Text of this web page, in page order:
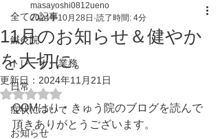
全ての記事
鍼灸院
トレーナー業務
日常
症状について
お知らせ
11月のお知らせ＆健やか
を大切に。
masayoshi0812ueno
2024年10月28日 読了時間: 4分
更新日： 2024年11月21日
5つ星のうちNaNと評価されています。
QOMはり・きゅう院のブログを読んで
頂きありがとうございます。